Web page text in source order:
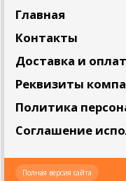
Главная
Контакты
Доставка и
Реквизиты
Политика
Соглашение
Полная версия сайта